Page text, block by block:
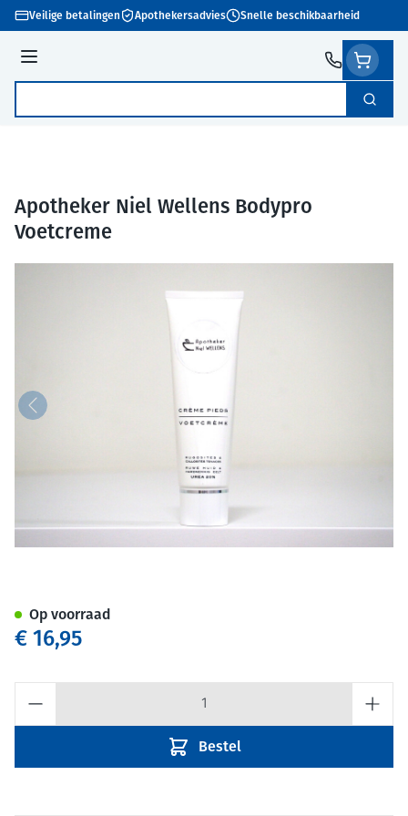
Ga naar de inhoud
Veilige betalingen Apothekersadvies Snelle beschikbaarheid
Menu
Zoek
Apotheker Niel Wellens Bodypro
Voetcreme
€ 16,95
Bestel
Op voorraad